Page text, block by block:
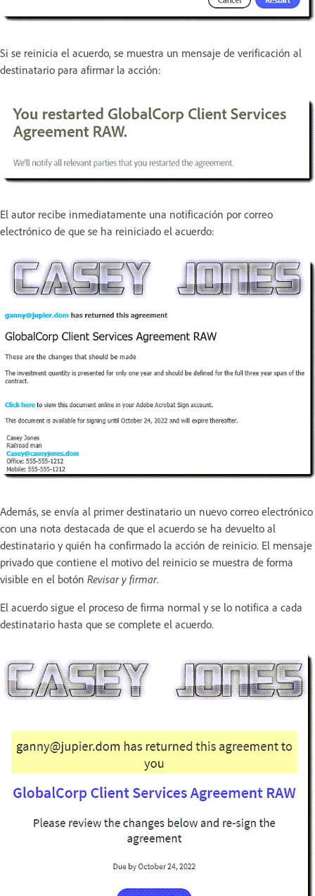
Si se reinicia el acuerdo, se muestra un mensaje de verificación al
destinatario para afirmar la acción:
El autor recibe inmediatamente una notificación por correo
electrónico de que se ha reiniciado el acuerdo:
Además, se envía al primer destinatario un nuevo correo electrónico
con una nota destacada de que el acuerdo se ha devuelto al
destinatario y quién ha confirmado la acción de reinicio. El mensaje
privado que contiene el motivo del reinicio se muestra de forma
visible en el botón Revisar y firmar.
El acuerdo sigue el proceso de firma normal y se lo notifica a cada
destinatario hasta que se complete el acuerdo.